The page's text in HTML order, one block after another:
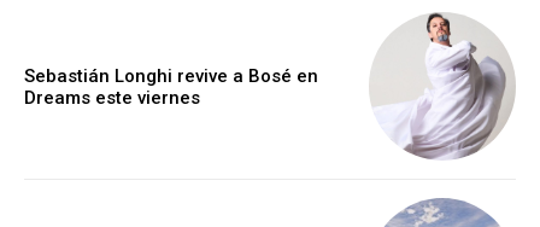
Sebastián Longhi revive a Bosé en
Dreams este viernes